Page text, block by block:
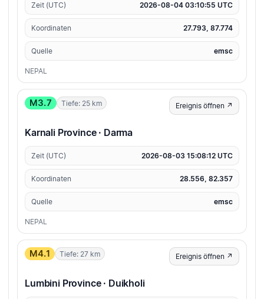
Zeit (UTC) 2026-08-04 03:10:55 UTC
Koordinaten 27.793, 87.774
Quelle emsc
NEPAL
M3.7 Tiefe: 25 km Ereignis öffnen ↗
Karnali Province · Darma
Zeit (UTC) 2026-08-03 15:08:12 UTC
Koordinaten 28.556, 82.357
Quelle emsc
NEPAL
M4.1 Tiefe: 27 km Ereignis öffnen ↗
Lumbini Province · Duikholi